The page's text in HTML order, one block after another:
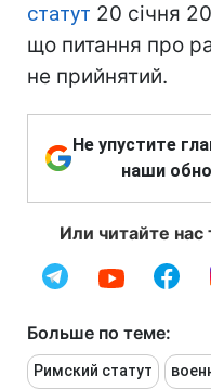
статут 20 січня
що питання про
не прийнятий.
Не упустите
наши
Или читайте нас
Больше по теме:
Римский статут